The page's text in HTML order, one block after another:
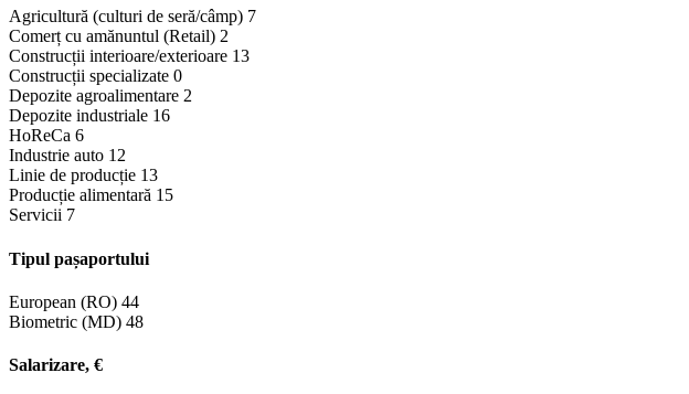
Agricultură (culturi de seră/câmp) 7
Comerț cu amănuntul (Retail) 2
Construcții interioare/exterioare 13
Construcții specializate 0
Depozite agroalimentare 2
Depozite industriale 16
HoReCa 6
Industrie auto 12
Linie de producție 13
Producție alimentară 15
Servicii 7
Tipul pașaportului
European (RO) 44
Biometric (MD) 48
Salarizare, €